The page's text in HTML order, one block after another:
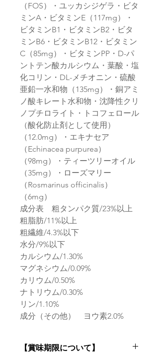
（FOS）・ユッカシジゲラ・ビタ
ミンA・ビタミンE（117mg）・
ビタミンB1・ビタミンB2・ビタ
ミンB6・ビタミンB12・ビタミン
C（85mg）・ビタミンPP・D-パ
ントテン酸カルシウム・葉酸・塩
化コリン・DL-メチオニン・硫酸
亜鉛一水和物（135mg）・銅アミ
ノ酸キレート水和物・沈降性クリ
ノプチロライト・トコフェロール
（酸化防止剤として使用）
（12.0mg）・エキナセア
（Echinacea purpurea）
（98mg）・ティーツリーオイル
（35mg）・ローズマリー
（Rosmarinus officinalis）
（6mg）
成分表 粗タンパク質/23%以上
粗脂肪/11%以上
粗繊維/4.3%以下
水分/9%以下
カルシウム/1.30%
マグネシウム/0.09%
カリウム/0.50%
ナトリウム/0.30%
リン/1.10%
成分（その他） ヨウ素2.0%
【賞味期限について】